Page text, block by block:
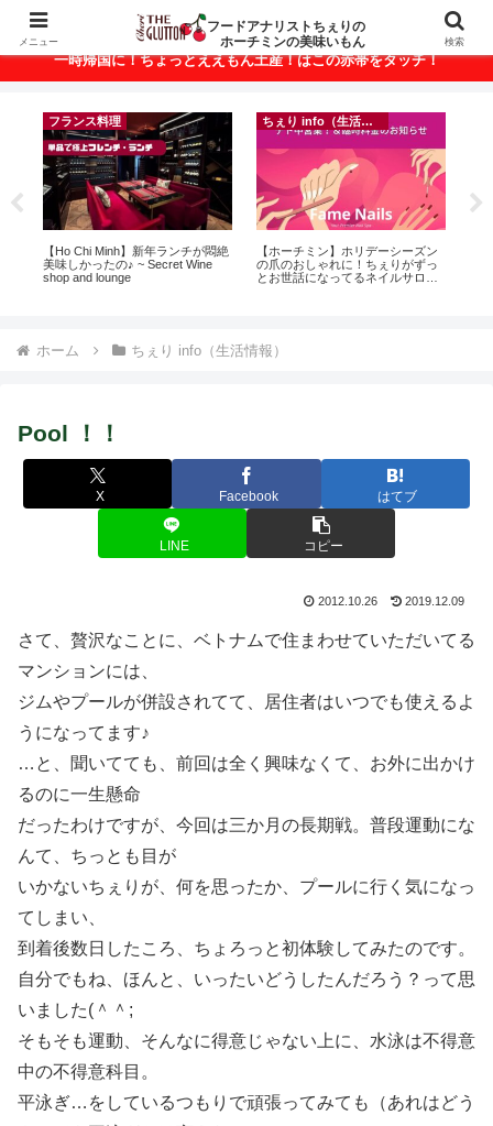
ベトナム・ホーチミンの美味いもんが満載！
一時帰国に！ちょっとええもん土産！はこの赤帯をタッチ！
フランス料理
【Ho Chi Minh】新年ランチが悶絶
美味しかったの♪ ~ Secret Wine
shop and lounge
ちぇり info（生活情報）
【ホーチミン】ホリデーシーズン
の爪のおしゃれに！ちぇりがずっ
とお世話になってるネイルサロン
ホーム ちぇり info（生活情報）
Pool ！！
X Facebook はてブ
LINE コピー
2012.10.26 2019.12.09
さて、贅沢なことに、ベトナムで住まわせていただいてる
マンションには、
ジムやプールが併設されてて、居住者はいつでも使えるよ
うになってます♪
…と、聞いてても、前回は全く興味なくて、お外に出かけ
るのに一生懸命
だったわけですが、今回は三か月の長期戦。普段運動にな
んて、ちっとも目が
いかないちぇりが、何を思ったか、プールに行く気になっ
てしまい、
到着後数日したころ、ちょろっと初体験してみたのです。
自分でもね、ほんと、いったいどうしたんだろう？って思
いました(＾＾;
そもそも運動、そんなに得意じゃない上に、水泳は不得意
中の不得意科目。
平泳ぎ…をしているつもりで頑張ってみても（あれはどう
メニュー
フードアナリストちぇりの
ホーチミンの美味いもん
検索